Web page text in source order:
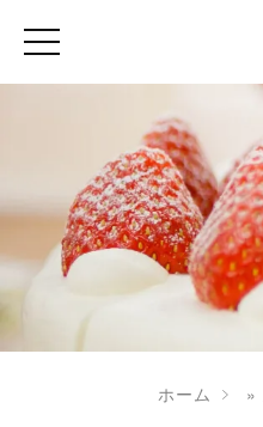
ホーム »